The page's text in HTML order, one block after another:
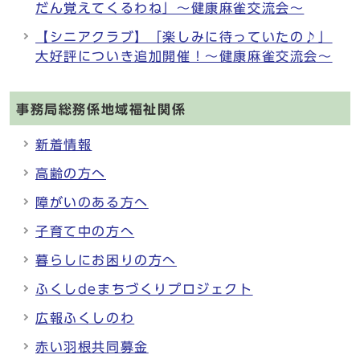
だん覚えてくるわね」～健康麻雀交流会～
【シニアクラブ】「楽しみに待っていたの♪」
大好評についき追加開催！～健康麻雀交流会～
事務局総務係地域福祉関係
新着情報
高齢の方へ
障がいのある方へ
子育て中の方へ
暮らしにお困りの方へ
ふくしdeまちづくりプロジェクト
広報ふくしのわ
赤い羽根共同募金